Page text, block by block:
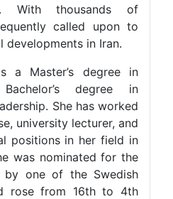
With thousands of
is frequently called upon to
developments in Iran.
holds a Master’s degree in
a Bachelor’s degree in
Leadership. She has worked
nurse, university lecturer, and
positions in her field in
she was nominated for the
by one of the Swedish
and rose from 16th to 4th